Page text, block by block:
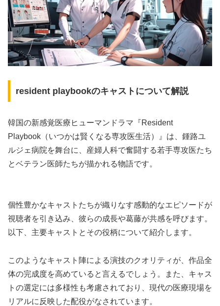
resident playbookのキャストについて解説
韓国の新感覚医療ヒューマンドラマ『Resident
Playbook（いつかは賢くなる専攻医生活）』は、鍾路ユ
ルジェ病院を舞台に、産婦人科で奮闘する若手専攻医たち
とベテラン医師たちが描かれる物語です。
個性豊かなキャストたちが織りなす感動的なエピソードが
視聴者を引き込み、彼らの成長や葛藤が共感を呼びます。
以下、主要キャストとその役柄について紹介します。
このようなキャスト陣による演技のクオリティが、作品全
体の完成度を高めていると言えるでしょう。また、キャス
トの選定には多様性も考慮されており、現代の医療現場を
リアルに反映した配役がなされています。